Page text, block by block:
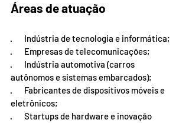
Áreas de atuação
·       Indústria de tecnologia e informática;
·       Empresas de telecomunicações;
·       Indústria automotiva (carros
autônomos e sistemas embarcados);
·       Fabricantes de dispositivos móveis e
eletrônicos;
·       Startups de hardware e inovação